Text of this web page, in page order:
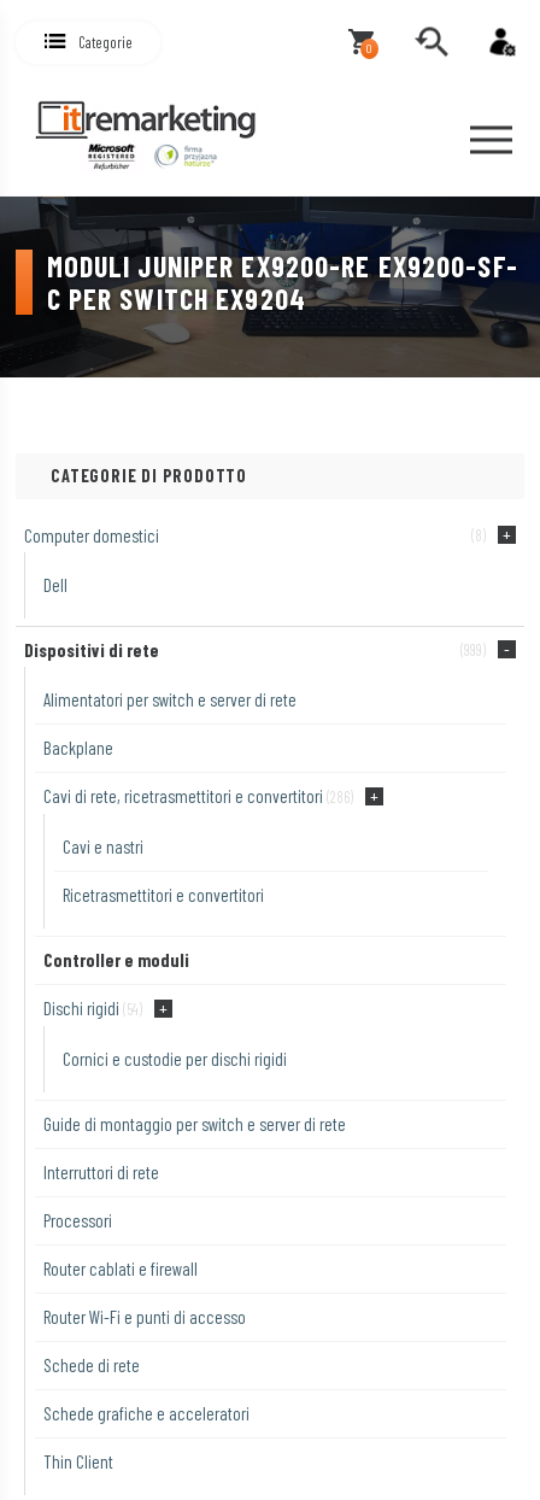
Categorie 0
MODULI JUNIPER EX9200-RE EX9200-SF-
C PER SWITCH EX9204
CATEGORIE DI PRODOTTO
Computer domestici (8)
Dell
Dispositivi di rete (999)
Alimentatori per switch e server di rete
Backplane
Cavi di rete, ricetrasmettitori e convertitori (286)
Cavi e nastri
Ricetrasmettitori e convertitori
Controller e moduli
Dischi rigidi (54)
Cornici e custodie per dischi rigidi
Guide di montaggio per switch e server di rete
Interruttori di rete
Processori
Router cablati e firewall
Router Wi-Fi e punti di accesso
Schede di rete
Schede grafiche e acceleratori
Thin Client